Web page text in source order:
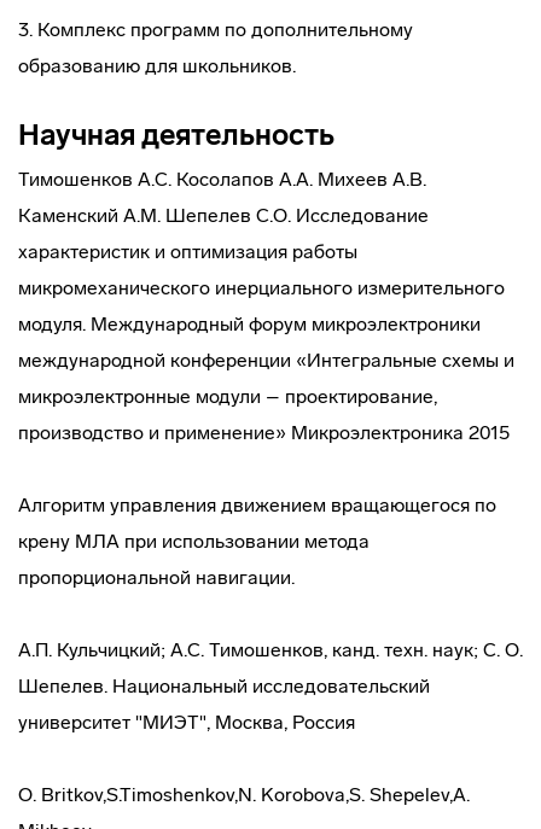
3. Комплекс программ по дополнительному
образованию для школьников.
Научная деятельность
Тимошенков А.С. Косолапов А.А. Михеев А.В.
Каменский А.М. Шепелев С.О. Исследование
характеристик и оптимизация работы
микромеханического инерциального измерительного
модуля. Международный форум микроэлектроники
международной конференции «Интегральные схемы и
микроэлектронные модули – проектирование,
производство и применение» Микроэлектроника 2015
Алгоритм управления движением вращающегося по
крену МЛА при использовании метода
пропорциональной навигации.
А.П. Кульчицкий; А.С. Тимошенков, канд. техн. наук; С. О.
Шепелев. Национальный исследовательский
университет "МИЭТ", Москва, Россия
O. Britkov,S.Timoshenkov,N. Korobova,S. Shepelev,A.